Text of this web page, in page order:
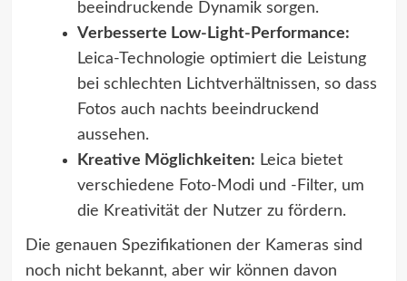
beeindruckende Dynamik sorgen.
Verbesserte Low-Light-Performance:
Leica-Technologie optimiert die Leistung
bei schlechten Lichtverhältnissen, so dass
Fotos auch nachts beeindruckend
aussehen.
Kreative Möglichkeiten: Leica bietet
verschiedene Foto-Modi und -Filter, um
die Kreativität der Nutzer zu fördern.
Die genauen Spezifikationen der Kameras sind
noch nicht bekannt, aber wir können davon